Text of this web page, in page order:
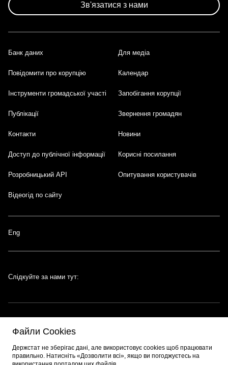
Зв'язатися з нами
Footer
Банк даних Для медіа
Повідомити про корупцію Календар
Інструменти громадської участі Запобігання корупції
Публікації Звернення громадян
Контакти Новини
Доступ до публічної інформації Корисні посилання
Розробницький API Опитування користувачів
Відеогід по сайту
Eng
Портал створено за підтримки швейцарсько-української програми
що реалізуєтьсяФондом Східна Європа. Розробник порталу:EPAM.
Слідкуйте за нами тут:
Файли Cookies
Держстат не зберігає дані, але використовує cookies щоб працювати
правильно. Натисніть «Дозволити всі», якщо ви погоджуєтесь на